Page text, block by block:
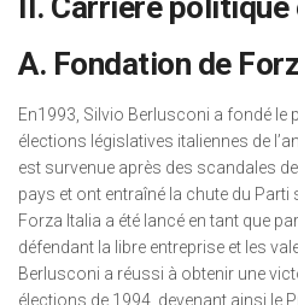
A. Fondation de
En1993, Silvio Berlusconi a fondé le
élections législatives italiennes de
est survenue après des scandales
pays et ont entraîné la chute du Parti
Forza Italia a été lancé en tant que
défendant la libre entreprise et les
Berlusconi a réussi à obtenir une
élections de 1994, devenant ainsi le